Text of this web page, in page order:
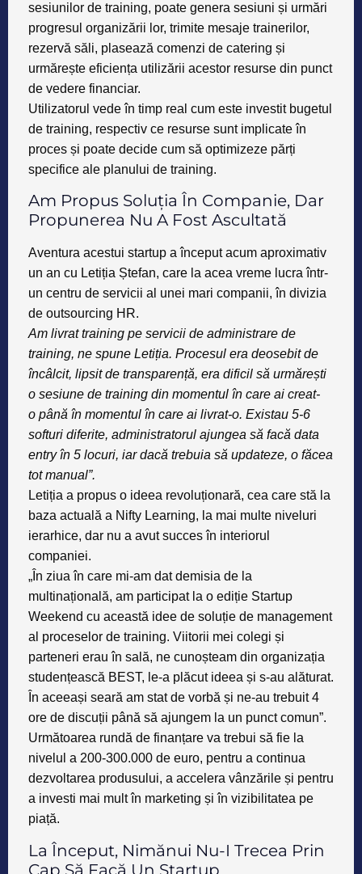
sesiunilor de training, poate genera sesiuni și urmări
progresul organizării lor, trimite mesaje trainerilor,
rezervă săli, plasează comenzi de catering și
urmărește eficiența utilizării acestor resurse din punct
de vedere financiar.
Utilizatorul vede în timp real cum este investit bugetul
de training, respectiv ce resurse sunt implicate în
proces și poate decide cum să optimizeze părți
specifice ale planului de training.
Am Propus Soluția În Companie, Dar
Propunerea Nu A Fost Ascultată
Aventura acestui startup a început acum aproximativ
un an cu Letiția Ștefan, care la acea vreme lucra într-
un centru de servicii al unei mari companii, în divizia
de outsourcing HR.
Am livrat training pe servicii de administrare de
training, ne spune Letiția. Procesul era deosebit de
încâlcit, lipsit de transparență, era dificil să urmărești
o sesiune de training din momentul în care ai creat-
o până în momentul în care ai livrat-o. Existau 5-6
softuri diferite, administratorul ajungea să facă data
entry în 5 locuri, iar dacă trebuia să updateze, o făcea
tot manual”.
Letiția a propus o ideea revoluționară, cea care stă la
baza actuală a Nifty Learning, la mai multe niveluri
ierarhice, dar nu a avut succes în interiorul
companiei.
„În ziua în care mi-am dat demisia de la
multinațională, am participat la o ediție Startup
Weekend cu această idee de soluție de management
al proceselor de training. Viitorii mei colegi și
parteneri erau în sală, ne cunoșteam din organizația
studențească BEST, le-a plăcut ideea și s-au alăturat.
În aceeași seară am stat de vorbă și ne-au trebuit 4
ore de discuții până să ajungem la un punct comun”.
Următoarea rundă de finanțare va trebui să fie la
nivelul a 200-300.000 de euro, pentru a continua
dezvoltarea produsului, a accelera vânzările și pentru
a investi mai mult în marketing și în vizibilitatea pe
piață.
La Început, Nimănui Nu-I Trecea Prin
Cap Să Facă Un Startup